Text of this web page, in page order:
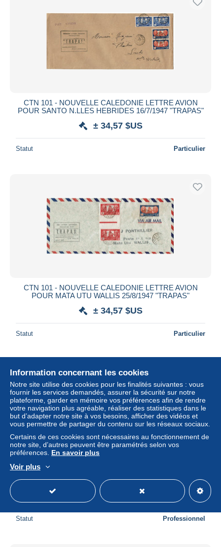
CTN 101 - NOUVELLE CALEDONIE LETTRE AVION
POUR SANTO N.LLES HEBRIDES 16/7/1947 "TRAPAS"
± 34,57 $US
Statut Particulier
CTN 101 - NOUVELLE CALEDONIE LETTRE AVION
POUR MATA UTU WALLIS 25/8/1947 "TRAPAS"
± 34,57 $US
Statut Particulier
Nouveau
100659 ss Calédonien coin daté 1953 centenaire de la
présence francaise nouvelle calédonie maritime lettre
± 17,23 $US
Statut Professionnel
Information concernant les cookies
Notre site utilise des cookies pour les finalités suivantes : vous
fournir les services demandés, assurer la sécurité sur notre
plateforme, garder en mémoire vos préférences afin de rendre
votre navigation plus agréable, réaliser des statistiques dans le
but d’adapter notre site à vos besoins, afficher des vidéos et
vous permettre de partager du contenu sur les réseaux sociaux.
Certains de ces cookies sont nécessaires au fonctionnement de
notre site, d’autres peuvent être paramétrés selon vos
préférences. En savoir plus
Voir plus